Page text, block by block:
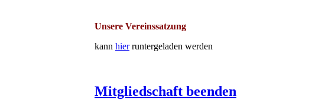
Unsere Vereinssatzung
kann hierruntergeladen werden
Mitgliedschaft beenden